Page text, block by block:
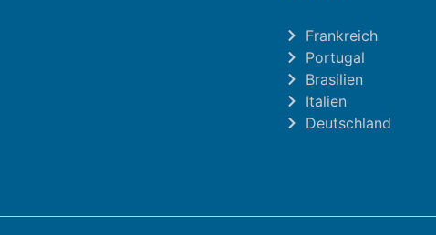
Frankreich
Portugal
Brasilien
Italien
Deutschland